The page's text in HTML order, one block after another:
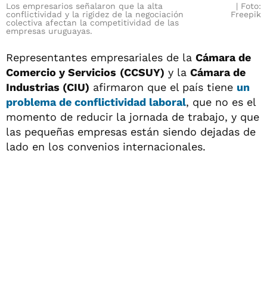
Los empresarios señalaron que la alta
conflictividad y la rigidez de la negociación
colectiva afectan la competitividad de las
empresas uruguayas.
Foto:
Freepik
Representantes empresariales de la Cámara de
Comercio y Servicios (CCSUY) y la Cámara de
Industrias (CIU) afirmaron que el país tiene un
problema de conflictividad laboral, que no es el
momento de reducir la jornada de trabajo, y que
las pequeñas empresas están siendo dejadas de
lado en los convenios internacionales.